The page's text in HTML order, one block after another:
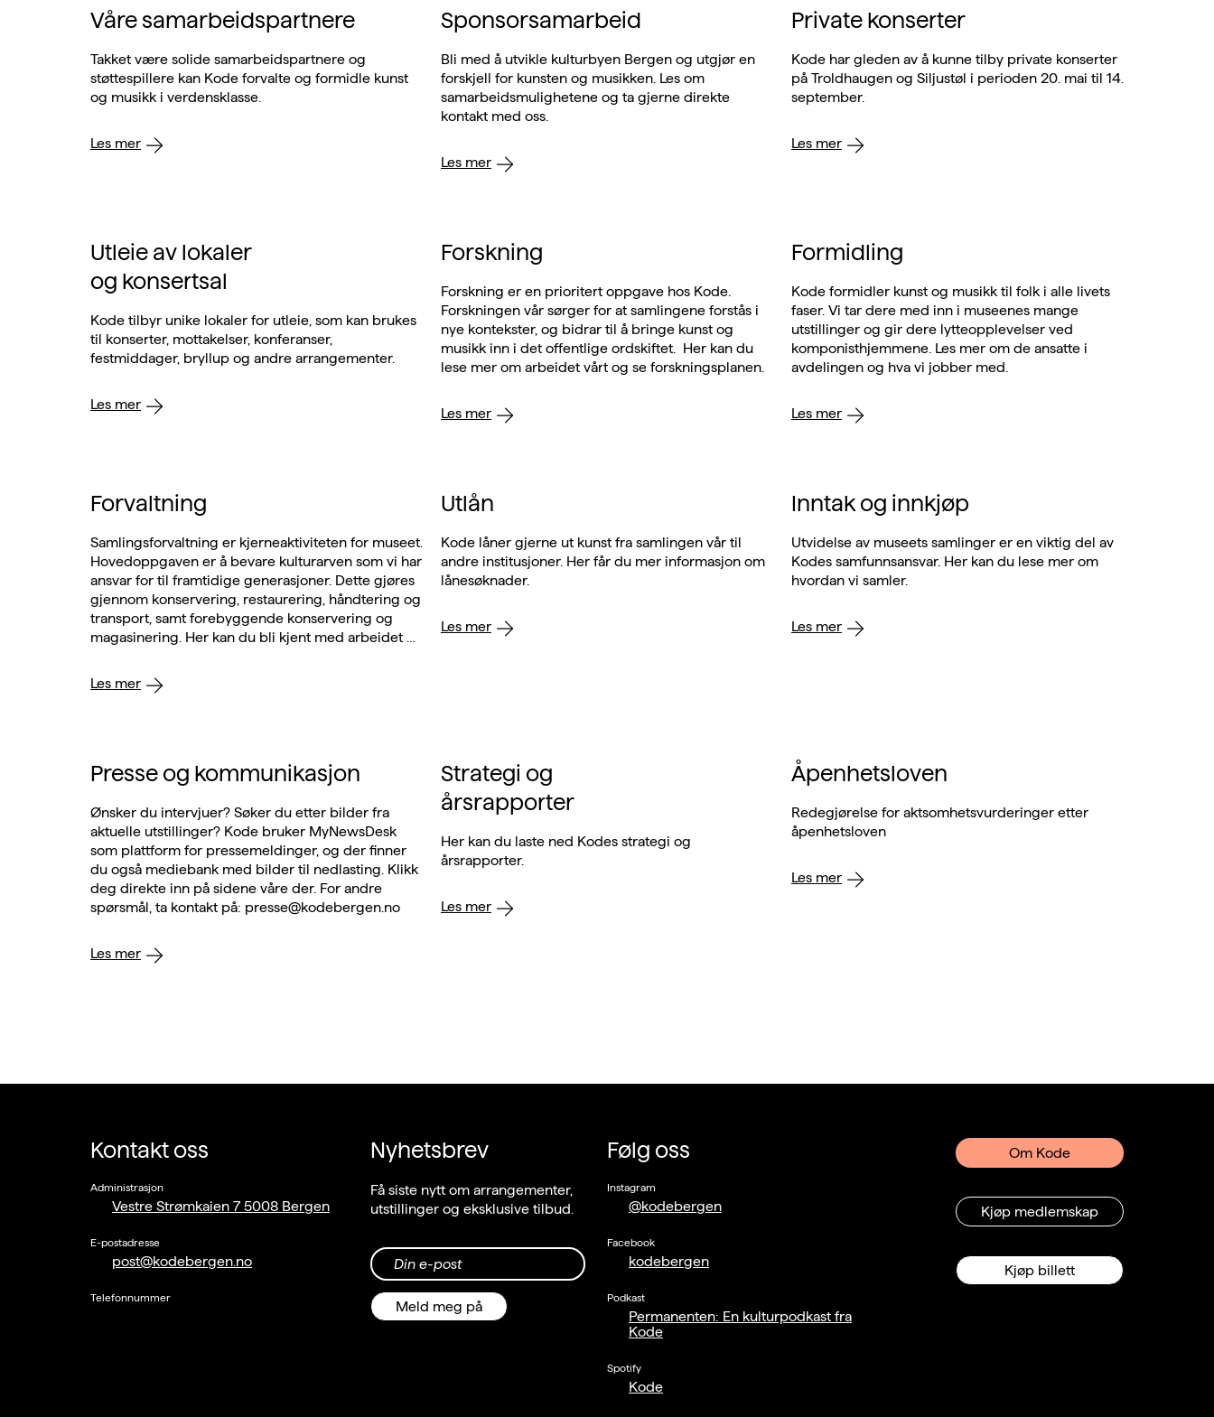
Våre samarbeidspartnere
Takket være solide samarbeidspartnere og
støttespillere kan Kode forvalte og formidle kunst
og musikk i verdensklasse.
Les mer
Sponsorsamarbeid
Bli med å utvikle kulturbyen Bergen og utgjør en
forskjell for kunsten og musikken. Les om
samarbeidsmulighetene og ta gjerne direkte
kontakt med oss.
Les mer
Private konserter
Kode har gleden av å kunne tilby private konserter
på Troldhaugen og Siljustøl i perioden 20. mai til 14.
september.
Les mer
Utleie av lokaler
og konsertsal
Kode tilbyr unike lokaler for utleie, som kan brukes
til konserter, mottakelser, konferanser,
festmiddager, bryllup og andre arrangementer.
Les mer
Forskning
Forskning er en prioritert oppgave hos Kode.
Forskningen vår sørger for at samlingene forstås i
nye kontekster, og bidrar til å bringe kunst og
musikk inn i det offentlige ordskiftet. Her kan du
lese mer om arbeidet vårt og se forskningsplanen.
Les mer
Formidling
Kode formidler kunst og musikk til folk i alle livets
faser. Vi tar dere med inn i museenes mange
utstillinger og gir dere lytteopplevelser ved
komponisthjemmene. Les mer om de ansatte i
avdelingen og hva vi jobber med.
Les mer
Forvaltning
Samlingsforvaltning er kjerneaktiviteten for museet.
Hovedoppgaven er å bevare kulturarven som vi har
ansvar for til framtidige generasjoner. Dette gjøres
gjennom konservering, restaurering, håndtering og
transport, samt forebyggende konservering og
magasinering. Her kan du bli kjent med arbeidet vi
Les mer
Utlån
Kode låner gjerne ut kunst fra samlingen vår til
andre institusjoner. Her får du mer informasjon om
lånesøknader.
Les mer
Inntak og innkjøp
Utvidelse av museets samlinger er en viktig del av
Kodes samfunnsansvar. Her kan du lese mer om
hvordan vi samler.
Les mer
Presse og kommunikasjon
Ønsker du intervjuer? Søker du etter bilder fra
aktuelle utstillinger? Kode bruker MyNewsDesk
som plattform for pressemeldinger, og der finner
du også mediebank med bilder til nedlasting. Klikk
deg direkte inn på sidene våre der. For andre
spørsmål, ta kontakt på: presse@kodebergen.no
Les mer
Strategi og
årsrapporter
Her kan du laste ned Kodes strategi og
årsrapporter.
Les mer
Åpenhetsloven
Redegjørelse for aktsomhetsvurderinger etter
åpenhetsloven
Les mer
Kontakt oss
Administrasjon
Vestre Strømkaien 7 5008 Bergen
E-postadresse
post@kodebergen.no
Telefonnummer
Nyhetsbrev
Få siste nytt om arrangementer,
utstillinger og eksklusive tilbud.
Din e-post
Meld meg på
Følg oss
Instagram
@kodebergen
Facebook
kodebergen
Podkast
Permanenten: En kulturpodkast fra
Kode
Spotify
Kode
Om Kode
Kjøp medlemskap
Kjøp billett